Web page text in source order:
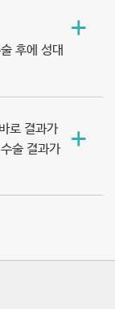
후에 성대
+
로 결과가
술 결과가
+